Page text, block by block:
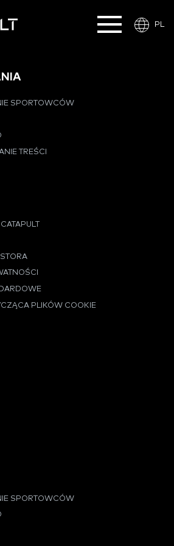
PL
SPORTOWCÓW
TREŚCI
PLIKÓW COOKIE
SPORTOWCÓW